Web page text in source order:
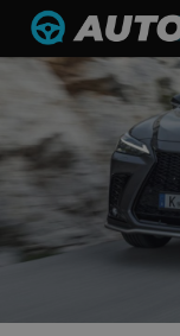
Autonieuws
Autotests
Automerken
Adverteren